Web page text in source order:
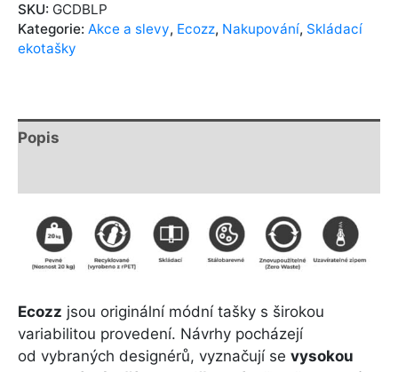
SKU: GCDBLP
Kategorie: Akce a slevy, Ecozz, Nakupování, Skládací
ekotašky
Popis
Ecozz jsou originální módní tašky s širokou
variabilitou provedení. Návrhy pocházejí
od vybraných designérů, vyznačují se vysokou